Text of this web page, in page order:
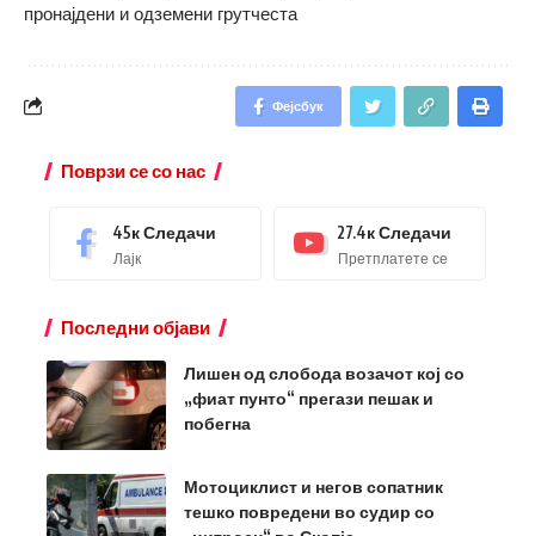
пронајдени и одземени грутчеста
Фејсбук
Поврзи се со нас
45кСледачи
Лајк
27.4кСледачи
Претплатете се
Последни објави
Лишен од слобода возачот кој со
„фиат пунто“ прегази пешак и
побегна
Мотоциклист и негов сопатник
тешко повредени во судир со